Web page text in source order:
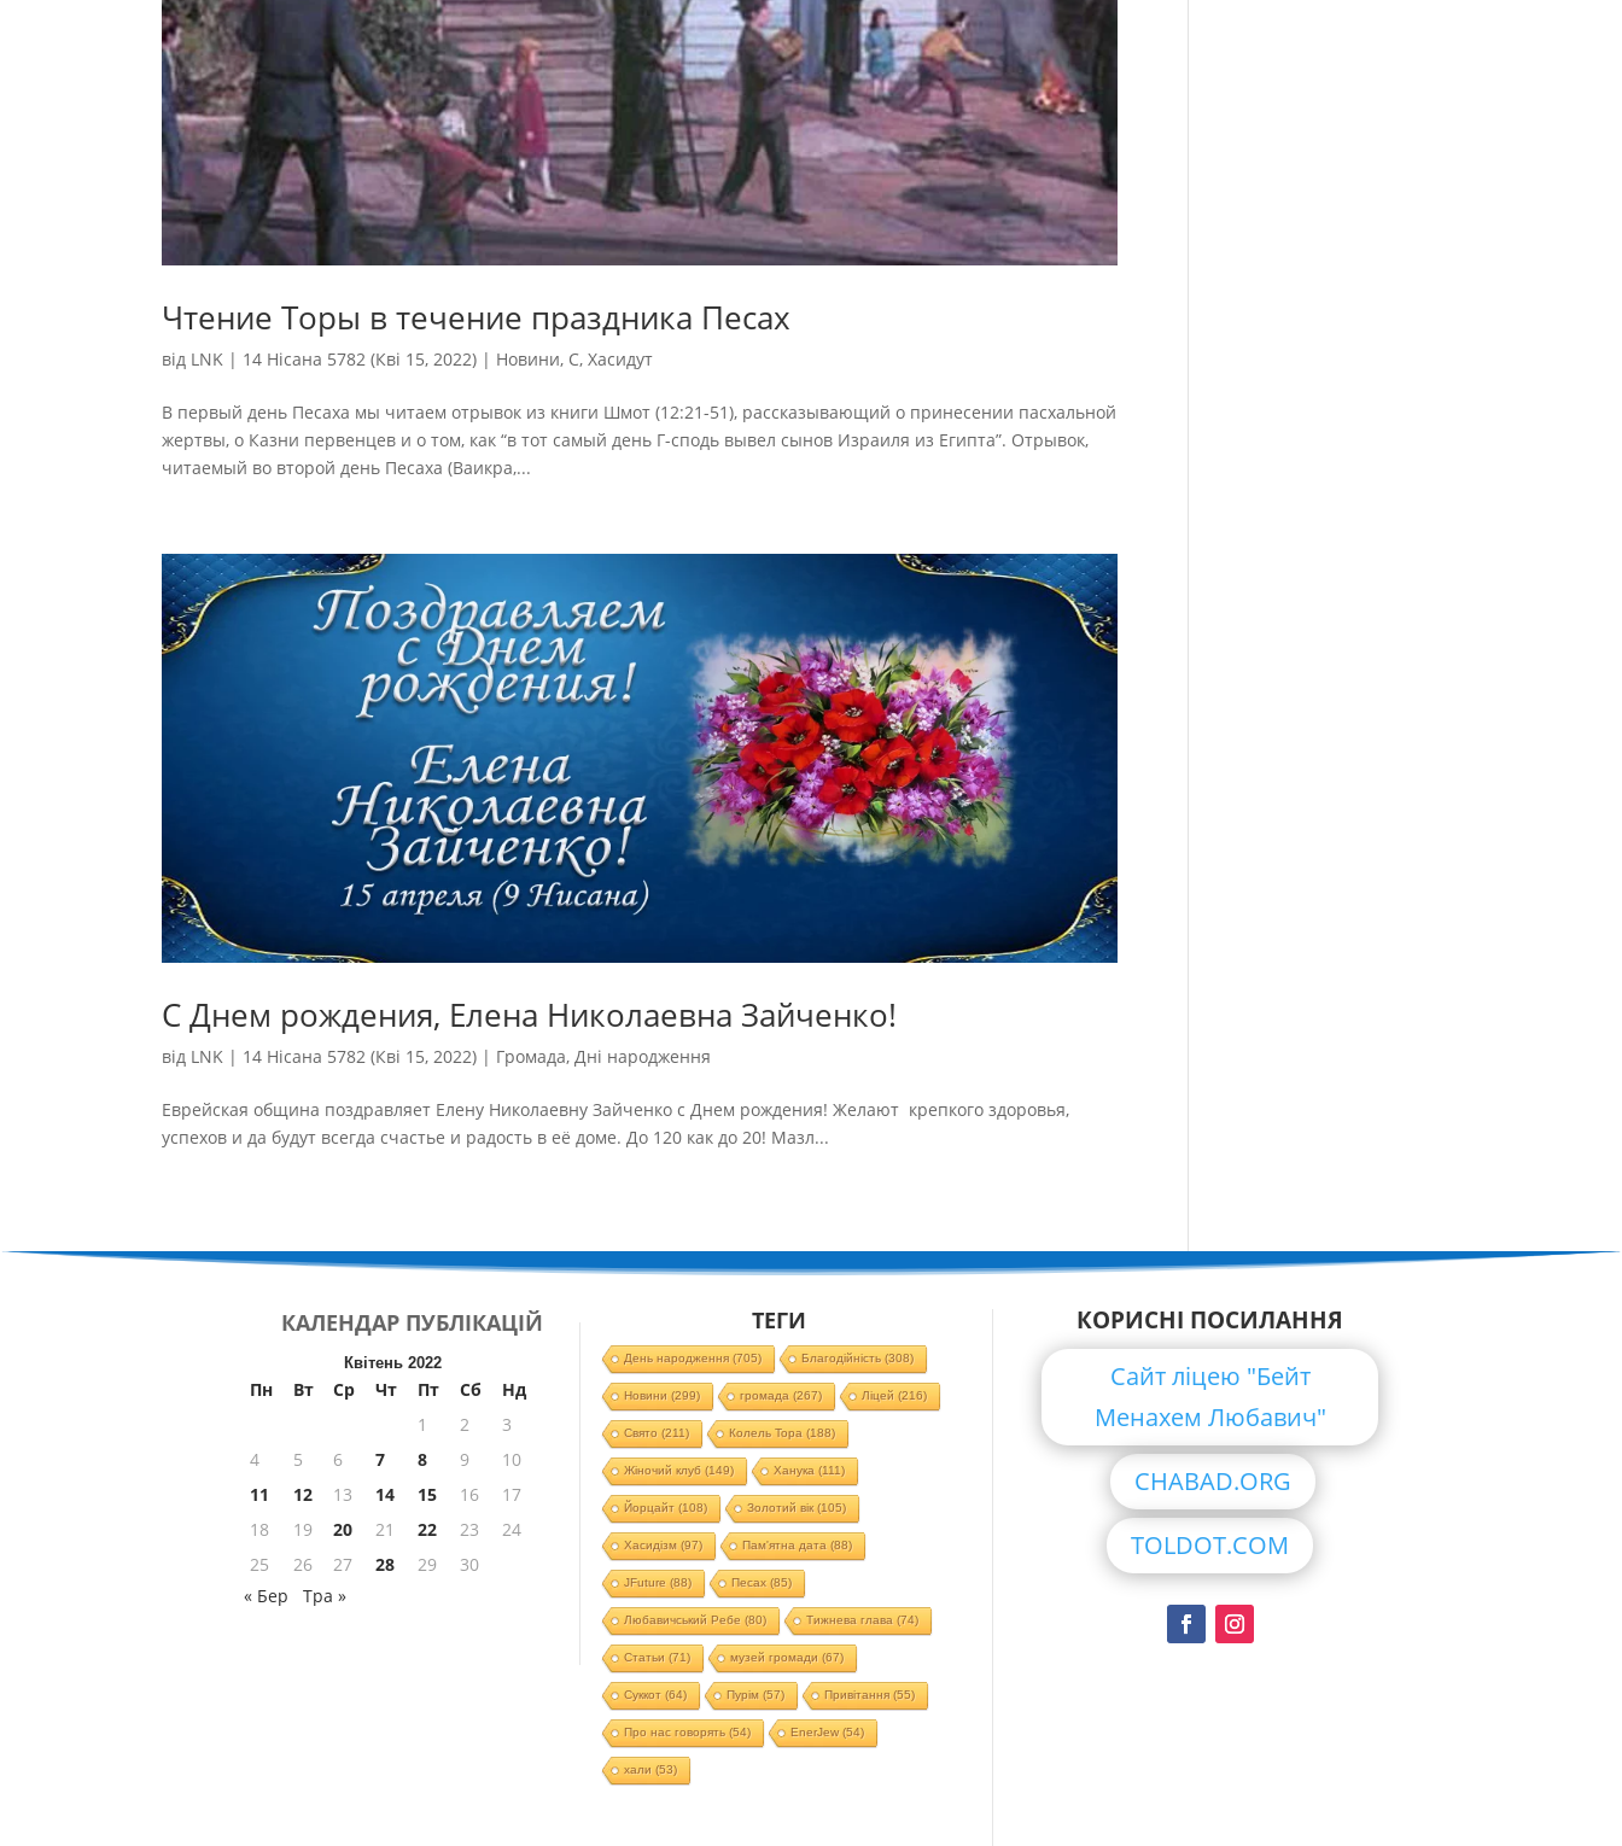
Чтение Торы в течение праздника Песах
від LNK | 14 Нісана 5782 (Кві 15, 2022) | Новини, С,Хасидут
В первый день Песаха мы читаем отрывок из книги Шмот (12:21-51), рассказывающий о принесении пасхальной
жертвы, о Казни первенцев и о том, как “в тот самый день Г-сподь вывел сынов Израиля из Египта”. Отрывок,
читаемый во второй день Песаха (Ваикра,...
С Днем рождения, Елена Николаевна Зайченко!
від LNK | 14 Нісана 5782 (Кві 15, 2022) | Громада,Дні народження
Еврейская община поздравляет Елену Николаевну Зайченко с Днем рождения! Желают крепкого здоровья,
успехов и да будут всегда счастье и радость в её доме. До 120 как до 20! Мазл...
КАЛЕНДАР ПУБЛІКАЦІЙ
Квітень 2022
Пн Вт Ср Чт Пт Сб
Нд
1
2
3
4
5 6 7 8 9
10
11
12 13 14 15 16
17
18
19 20 21 22 23
24
25
26 27 28 29
30
« Бер
Тра »
ТЕГИ
День народження(705) Благодійність (308)
Новини (299) громада (267) Ліцей (216)
Свято (211) Колель Тора (188)
Жіночий клуб (149) Ханука (111)
Йорцайт (108) Золотий вік(105)
Хасидізм (97) Пам'ятна дата (88)
JFuture (88) Песах(85)
Любавичський Ребе (80) Тижнева глава (74)
Статьи (71) музей громади (67)
Суккот (64) Пурім (57) Привітання(55)
Про нас говорять (54) EnerJew(54)
хали (53)
КОРИСНІ ПОСИЛАННЯ
Сайт ліцею "Бейт
Менахем Любавич"
CHABAD.ORG
TOLDOT.COM